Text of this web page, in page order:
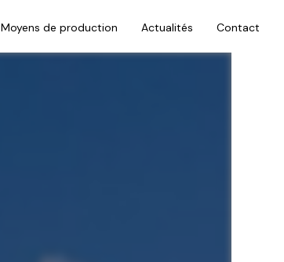
Moyens de production Actualités Contact